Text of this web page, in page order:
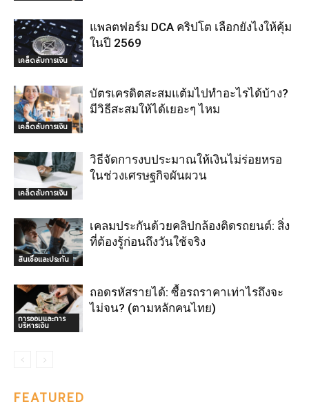
เคล็ดลับการเงิน
แพลตฟอร์ม DCA คริปโต เลือกยังไงให้คุ้ม
ในปี 2569
เคล็ดลับการเงิน
บัตรเครดิตสะสมแต้มไปทำอะไรได้บ้าง?
มีวิธีสะสมให้ได้เยอะๆ ไหม
เคล็ดลับการเงิน
วิธีจัดการงบประมาณให้เงินไม่ร่อยหรอ
ในช่วงเศรษฐกิจผันผวน
สินเชื่อและประกัน
เคลมประกันด้วยคลิปกล้องติดรถยนต์: สิ่ง
ที่ต้องรู้ก่อนถึงวันใช้จริง
การออมและการ
บริหารเงิน
ถอดรหัสรายได้: ซื้อรถราคาเท่าไรถึงจะ
ไม่จน? (ตามหลักคนไทย)
FEATURED